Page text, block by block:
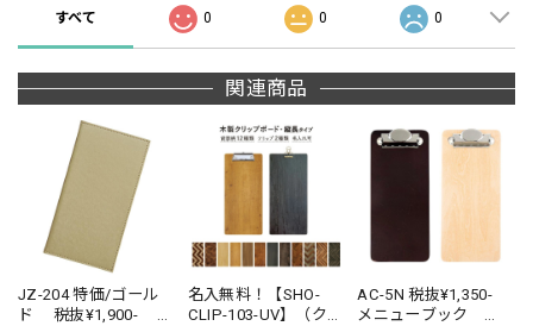
すべて 0 0 0
関連商品
JZ-204 特価/ゴール
ド 税抜¥1,900- メ
名入無料！【SHO-
CLIP-103-UV】（クリ
AC-5N 税抜¥1,350-
メニューブック